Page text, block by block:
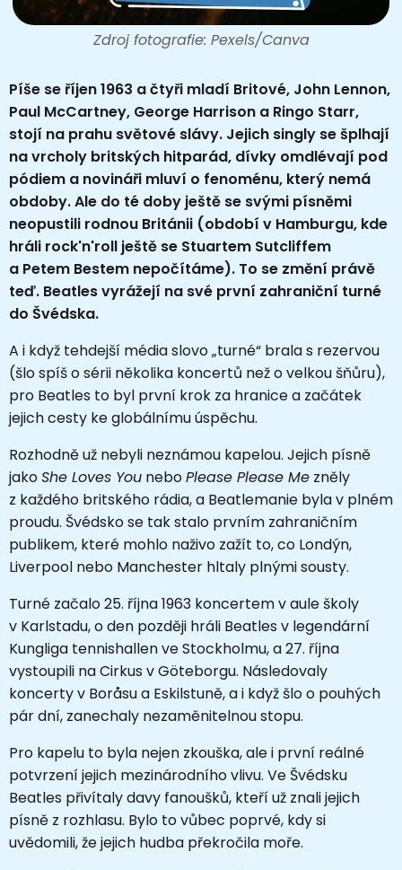
Zdroj fotografie: Pexels/Canva
Píše se říjen 1963 a čtyři mladí Britové, John Lennon,
Paul McCartney, George Harrison a Ringo Starr,
stojí na prahu světové slávy. Jejich singly se šplhají
na vrcholy britských hitparád, dívky omdlévají pod
pódiem a novináři mluví o fenoménu, který nemá
obdoby. Ale do té doby ještě se svými písněmi
neopustili rodnou Británii (období v Hamburgu, kde
hráli rock'n'roll ještě se Stuartem Sutcliffem
a Petem Bestem nepočítáme). To se změní právě
teď. Beatles vyrážejí na své první zahraniční turné
do Švédska.
A i když tehdejší média slovo „turné“ brala s rezervou
(šlo spíš o sérii několika koncertů než o velkou šňůru),
pro Beatles to byl první krok za hranice a začátek
jejich cesty ke globálnímu úspěchu.
Rozhodně už nebyli neznámou kapelou. Jejich písně
jakoShe Loves You neboPlease Please Me zněly
z každého britského rádia, a Beatlemanie byla v plném
proudu. Švédsko se tak stalo prvním zahraničním
publikem, které mohlo naživo zažít to, co Londýn,
Liverpool nebo Manchester hltaly plnými sousty.
Turné začalo 25. října 1963 koncertem v aule školy
v Karlstadu, o den později hráli Beatles v legendární
Kungliga tennishallen ve Stockholmu, a 27. října
vystoupili na Cirkus v Göteborgu. Následovaly
koncerty v Boråsu a Eskilstuně, a i když šlo o pouhých
pár dní, zanechaly nezaměnitelnou stopu.
Pro kapelu to byla nejen zkouška, ale i první reálné
potvrzení jejich mezinárodního vlivu. Ve Švédsku
Beatles přivítaly davy fanoušků, kteří už znali jejich
písně z rozhlasu. Bylo to vůbec poprvé, kdy si
uvědomili, že jejich hudba překročila moře.